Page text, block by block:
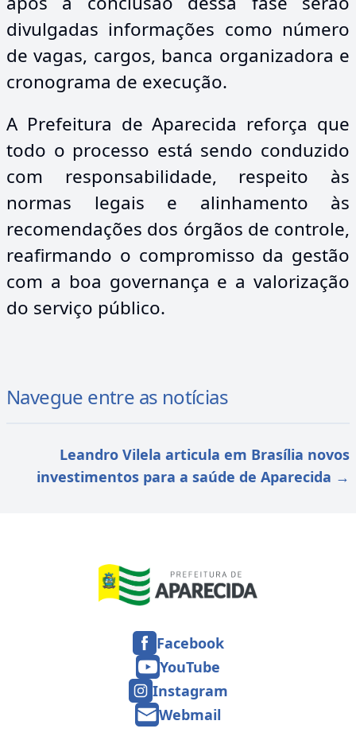
divulgadas informações como número
de vagas, cargos, banca organizadora e
cronograma de execução.
A Prefeitura de Aparecida reforça que
todo o processo está sendo conduzido
com responsabilidade, respeito às
normas legais e alinhamento às
recomendações dos órgãos de controle,
reafirmando o compromisso da gestão
com a boa governança e a valorização
do serviço público.
Navegue entre as notícias
Leandro Vilela articula em Brasília novos
investimentos para a saúde de Aparecida →
Facebook
YouTube
Instagram
Webmail